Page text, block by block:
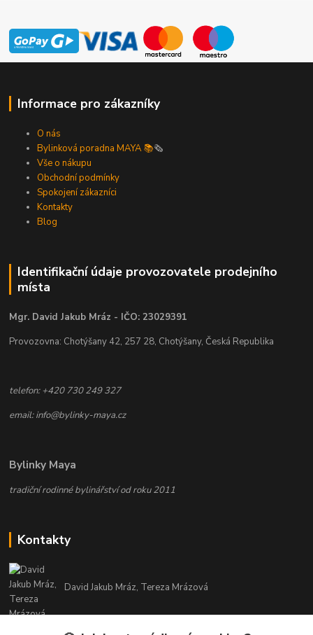
Informace pro zákazníky
O nás
Bylinková poradna MAYA 📚🗞️
Vše o nákupu
Obchodní podmínky
Spokojení zákazníci
Kontakty
Blog
Identifikační údaje provozovatele prodejního
místa
Mgr. David Jakub Mráz - IČO: 23029391
Provozovna: Chotýšany 42, 257 28, Chotýšany, Česká Republika
telefon: +420 730 249 327
email: info@bylinky-maya.cz
Bylinky Maya
tradiční rodinné bylinářství od roku 2011
Kontakty
David Jakub Mráz, Tereza Mrázová
info@bylinky-maya.cz